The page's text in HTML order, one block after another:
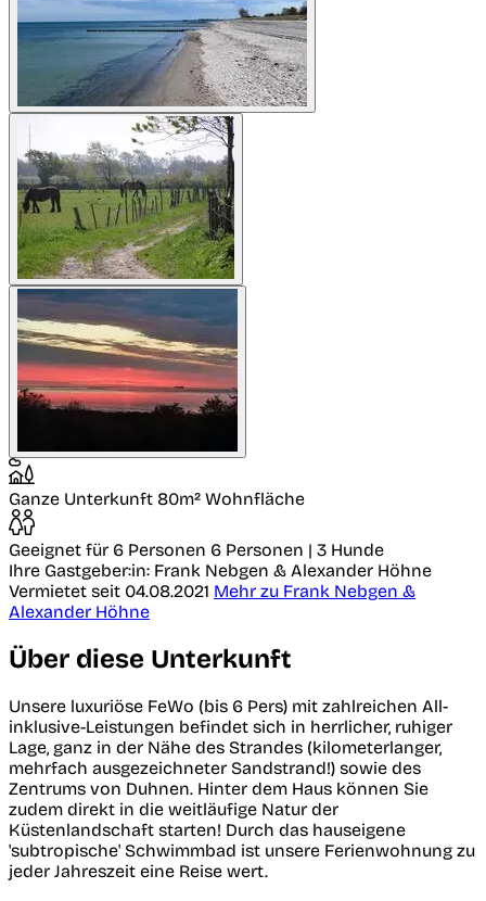
Ganze Unterkunft 80m² Wohnfläche
Geeignet für 6 Personen 6 Personen | 3 Hunde
Ihre Gastgeber:in: Frank Nebgen & Alexander Höhne
Vermietet seit 04.08.2021 Mehr zu Frank Nebgen &
Alexander Höhne
Über diese Unterkunft
Unsere luxuriöse FeWo (bis 6 Pers) mit zahlreichen All-
inklusive-Leistungen befindet sich in herrlicher, ruhiger
Lage, ganz in der Nähe des Strandes (kilometerlanger,
mehrfach ausgezeichneter Sandstrand!) sowie des
Zentrums von Duhnen. Hinter dem Haus können Sie
zudem direkt in die weitläufige Natur der
Küstenlandschaft starten! Durch das hauseigene
'subtropische' Schwimmbad ist unsere Ferienwohnung zu
jeder Jahreszeit eine Reise wert.